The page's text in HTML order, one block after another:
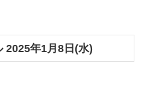
2025年1月8日(水)